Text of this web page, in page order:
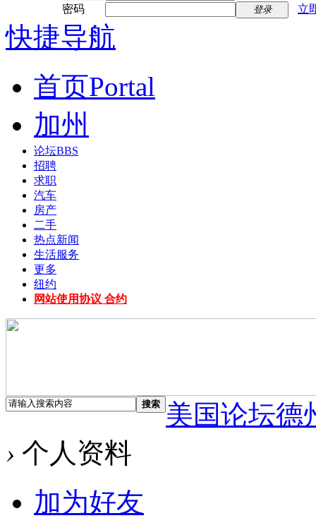
密码
登录 立
快捷导航
首页Portal
加州
论坛BBS
招聘
求职
汽车
房产
二手
热点新闻
生活服务
更多
纽约
网站使用协议 合约
搜索
美国论坛德
› 个人资料
加为好友